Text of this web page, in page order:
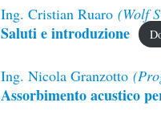
Ing. Cristian Ruaro (Wolf
Saluti e introduzione
Ing. Nicola Granzotto
Assorbimento acustico